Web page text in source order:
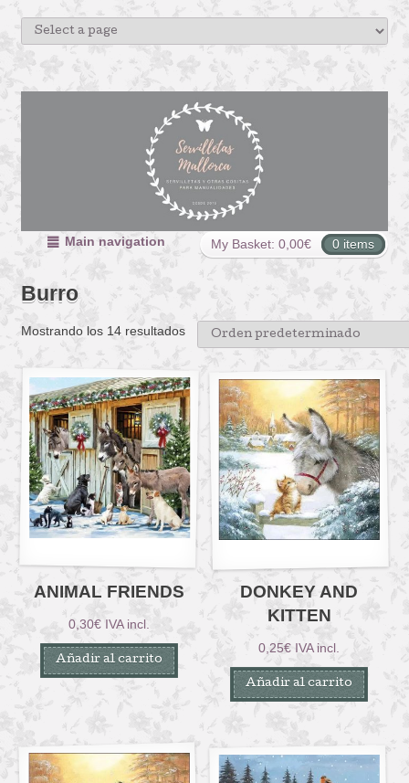
My Basket: 0,00€ 0 items
Main navigation
Burro
Mostrando los 14 resultados
ANIMAL FRIENDS
0,30€ IVA incl.
Añadir al carrito
DONKEY AND
KITTEN
0,25€ IVA incl.
Añadir al carrito